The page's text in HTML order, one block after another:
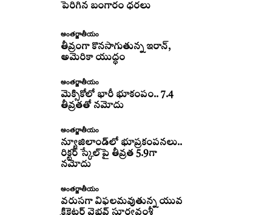
పెరిగిన బంగారం ధరలు
అంతర్జాతీయం
తీవ్రంగా కొనసాగుతున్న ఇరాన్‌,
అమెరికా యుద్ధం
అంతర్జాతీయం
మెక్సికోలో భారీ భూకంపం.. 7.4
తీవ్రతతో నమోదు
అంతర్జాతీయం
న్యూజిలాండ్‌లో భూప్రకంపనలు..
రిక్టర్‌ స్కేల్‌పై తీవ్రత 5.9గా
నమోదు
అంతర్జాతీయం
వరుసగా విఫలమవుతున్న యువ
క్రికెటర్ వైభవ్ సూర్యవంశీ